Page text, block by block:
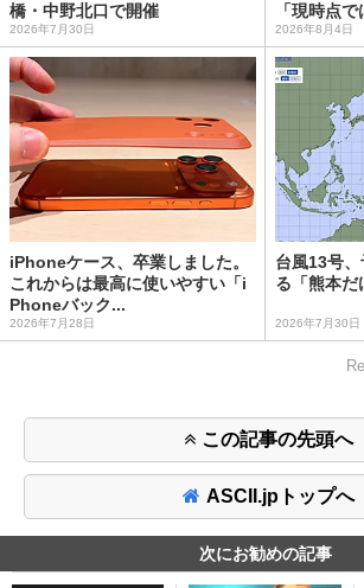
橋・中野北口で開催
2026年7月30日
「現時点
2026年8月4日
iPhoneケース、卒業しました。
これからは最高に使いやすい「i
Phoneバック...
2026年7月28日
台風13号
る「熊本だ
2026年7月30日
この記事の先頭へ
ASCII.jpトップへ
次にお勧めの記事